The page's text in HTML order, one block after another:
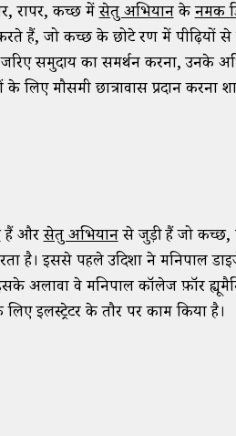
रापर, कच्छ मेंसेतु अभियानकेनमक
हैं, जो कच्छ के छोटे रण में पीढ़ियों
समुदाय का समर्थन करना, उनके
लिए मौसमी छात्रावास प्रदान करना
हैं औरसेतु अभियानसे जुड़ी हैं जो कच्छ,
है। इससे पहले उदिशा ने मनिपाल
अलावा वे मनिपाल कॉलेज फ़ॉर
इलस्ट्रेटर के तौर पर काम किया है।